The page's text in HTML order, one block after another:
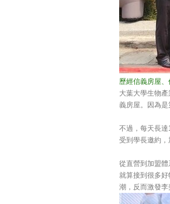
歷經信義房屋
大葉大學生物
義房屋。因為
不過，每天長
受到學長邀約，
從直營到加盟
就算接到很多
潮，反而激發李